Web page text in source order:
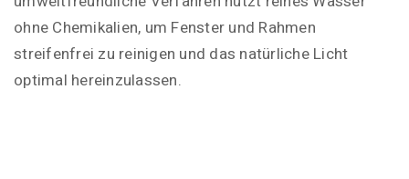
ohne Chemikalien, um Fenster und Rahmen
streifenfrei zu reinigen und das natürliche Licht
optimal hereinzulassen.